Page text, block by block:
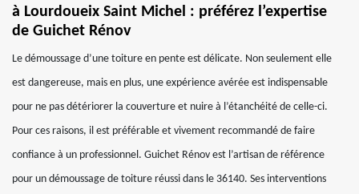
à Lourdoueix Saint Michel : préférez l’expertise
de Guichet Rénov
Le démoussage d’une toiture en pente est délicate. Non seulement elle
est dangereuse, mais en plus, une expérience avérée est indispensable
pour ne pas détériorer la couverture et nuire à l’étanchéité de celle-ci.
Pour ces raisons, il est préférable et vivement recommandé de faire
confiance à un professionnel. Guichet Rénov est l’artisan de référence
pour un démoussage de toiture réussi dans le 36140. Ses interventions